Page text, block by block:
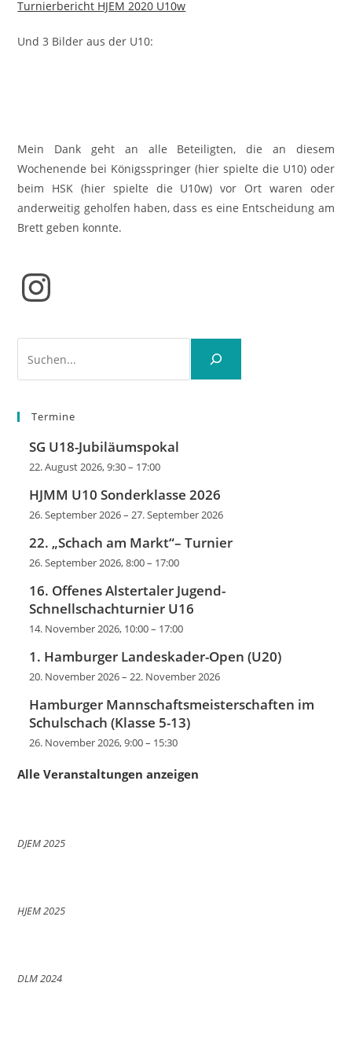
Turnierbericht HJEM 2020 U10w
Und 3 Bilder aus der U10:
Mein Dank geht an alle Beteiligten, die an diesem
Wochenende bei Königsspringer (hier spielte die U10) oder
beim HSK (hier spielte die U10w) vor Ort waren oder
anderweitig geholfen haben, dass es eine Entscheidung am
Brett geben konnte.
Instagram
Termine
SG U18-Jubiläumspokal
22. August 2026, 9:30– 17:00
HJMM U10 Sonderklasse 2026
26. September 2026–27. September 2026
22. „Schach am Markt“– Turnier
26. September 2026, 8:00– 17:00
16. Offenes Alstertaler Jugend-
Schnellschachturnier U16
14. November 2026, 10:00– 17:00
1. Hamburger Landeskader-Open (U20)
20. November 2026–22. November 2026
Hamburger Mannschaftsmeisterschaften im
Schulschach (Klasse 5-13)
26. November 2026, 9:00– 15:30
Alle Veranstaltungen anzeigen
DJEM 2025
HJEM 2025
DLM 2024